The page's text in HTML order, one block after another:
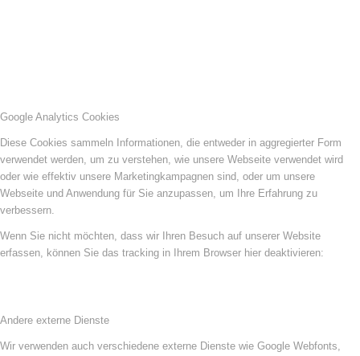
Google Analytics Cookies
Diese Cookies sammeln Informationen, die entweder in aggregierter Form
verwendet werden, um zu verstehen, wie unsere Webseite verwendet wird
oder wie effektiv unsere Marketingkampagnen sind, oder um unsere
Webseite und Anwendung für Sie anzupassen, um Ihre Erfahrung zu
verbessern.
Wenn Sie nicht möchten, dass wir Ihren Besuch auf unserer Website
erfassen, können Sie das tracking in Ihrem Browser hier deaktivieren:
Andere externe Dienste
Wir verwenden auch verschiedene externe Dienste wie Google Webfonts,